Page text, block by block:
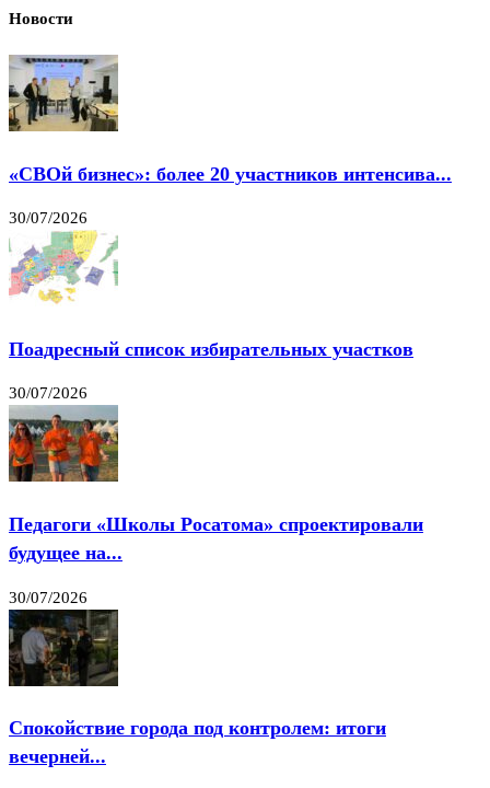
Новости
«СВОй бизнес»: более 20 участников интенсива...
30/07/2026
Поадресный список избирательных участков
30/07/2026
Педагоги «Школы Росатома» спроектировали
будущее на...
30/07/2026
Спокойствие города под контролем: итоги
вечерней...